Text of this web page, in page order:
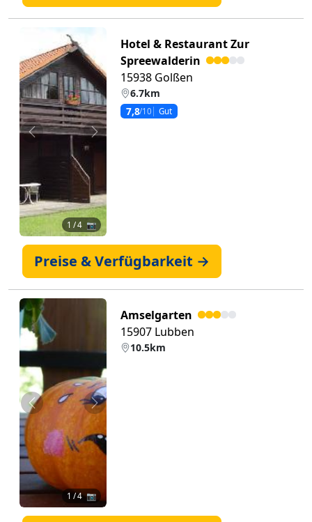
Zurück Weiter
1 / 4 📷
Hotel & Restaurant Zur
Spreewalderin
15938 Golßen
6.7km
7,8/10 Gut
Preise & Verfügbarkeit →
Zurück Weiter
1 / 4 📷
Amselgarten
15907 Lubben
10.5km